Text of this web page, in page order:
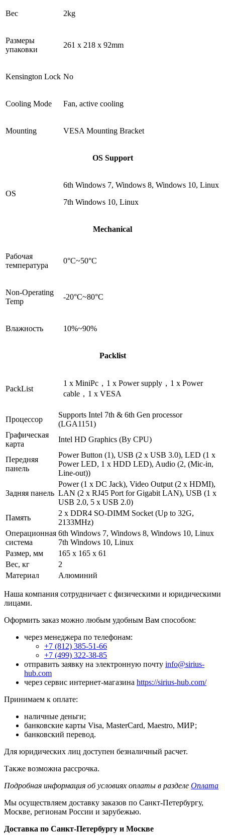
Вес 2kg
Размеры
упаковки
261 x 218 x 92mm
Kensington Lock No
Cooling Mode Fan, active cooling
Mounting VESA Mounting Bracket
OS Support
OS
6th Windows 7, Windows 8, Windows 10, Linux
7th Windows 10, Linux
Mechanical
Рабочая
температура
0°C~50°C
Non-Operating
Temp
-20°C~80°C
Влажность 10%~90%
Packlist
PackList
1 x MiniPc，1 x Power supply，1 x Power
cable，1 x VESA
Процессор
Supports Intel 7th & 6th Gen processor
(LGA1151)
Графическая
карта
Intel HD Graphics (By CPU)
Передняя
панель
Power Button (1), USB (2 x USB 3.0), LED (1 x
Power LED, 1 x HDD LED), Audio (2, (Mic-in,
Line-out))
Задняя панель
Power (1 x DC Jack), Video Output (2 x HDMI),
LAN (2 x RJ45 Port for Gigabit LAN), USB (1 x
USB 2.0, 5 x USB 2.0)
Память
2 x DDR4 SO-DIMM Socket (Up to 32G,
2133MHz)
Операционная
система
6th Windows 7, Windows 8, Windows 10, Linux
7th Windows 10, Linux
Размер, мм
165 x 165 x 61
Вес, кг
2
Материал
Алюминий
Наша компания сотрудничает с физическими и юридическими
лицами.
Оформить заказ можно любым удобным Вам способом:
через менеджера по телефонам:
+7 (812) 385-51-66
+7 (499) 322-38-85
отправить заявку на электронную почту info@sirius-
hub.com
через сервис интернет-магазина https://sirius-hub.com/
Принимаем к оплате:
наличные деньги;
банковские карты Visa, MasterCard, Maestro, МИР;
банковский перевод.
Для юридических лиц доступен безналичный расчет.
Также возможна рассрочка.
Подробная информация об условиях оплаты в разделе Оплата
Мы осуществляем доставку заказов по Санкт-Петербургу,
Москве, регионам России и зарубежью.
Доставка по Санкт-Петербургу и Москве